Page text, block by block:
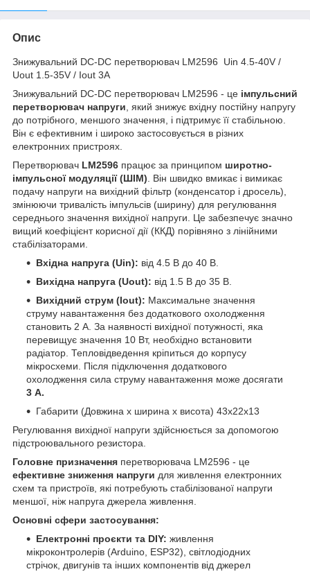
Опис
Знижувальний DC-DC перетворювач LM2596 Uin 4.5-40V /
Uout 1.5-35V / Iout 3A
Знижувальний DC-DC перетворювач LM2596 - це імпульсний
перетворювач напруги , який знижує вхідну постійну напругу
до потрібного, меншого значення, і підтримує її стабільною.
Він є ефективним і широко застосовується в різних
електронних пристроях.
Перетворювач LM2596 працює за принципом широтно-
імпульсної модуляції (ШІМ) . Він швидко вмикає і вимикає
подачу напруги на вихідний фільтр (конденсатор і дросель),
змінюючи тривалість імпульсів (ширину) для регулювання
середнього значення вихідної напруги. Це забезпечує значно
вищий коефіцієнт корисної дії (ККД) порівняно з лінійними
стабілізаторами.
Вхідна напруга (Uin): від 4.5 В до 40 В.
Вихідна напруга (Uout): від 1.5 В до 35 В.
Вихідний струм (Iout): Максимальне значення
струму навантаження без додаткового охолодження
становить 2 А. За наявності вихідної потужності, яка
перевищує значення 10 Вт, необхідно встановити
радіатор. Тепловідведення кріпиться до корпусу
мікросхеми. Після підключення додаткового
охолодження сила струму навантаження може досягати
3 А.
Габарити (Довжина х ширина х висота) 43х22х13
Регулювання вихідної напруги здійснюється за допомогою
підстроювального резистора.
Головне призначення перетворювача LM2596 - це
ефективне зниження напруги для живлення електронних
схем та пристроїв, які потребують стабілізованої напруги
меншої, ніж напруга джерела живлення.
Основні сфери застосування:
Електронні проєкти та DIY: живлення
мікроконтролерів (Arduino, ESP32), світлодіодних
стрічок, двигунів та інших компонентів від джерел